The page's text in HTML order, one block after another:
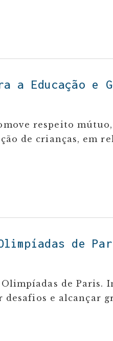
a Educação e
respeito
de crianças, em
de
de Paris.
e alcançar